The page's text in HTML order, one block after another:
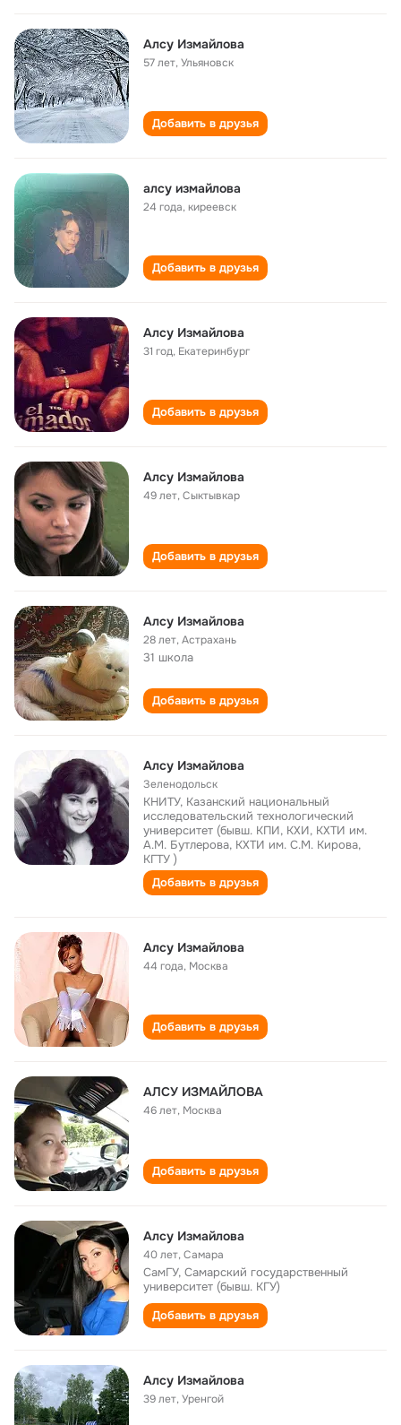
Алсу Измайлова
57 лет,Ульяновск
Добавить в друзья
алсу измайлова
24 года,киреевск
Добавить в друзья
Алсу Измайлова
31 год, Екатеринбург
Добавить в друзья
Алсу Измайлова
49 лет,Сыктывкар
Добавить в друзья
Алсу Измайлова
28 лет,Астрахань
31 школа
Добавить в друзья
Алсу Измайлова
Зеленодольск
КНИТУ, Казанский национальный
исследовательский технологический
университет (бывш. КПИ, КХИ, КХТИ им.
А.М. Бутлерова, КХТИ им. С.М. Кирова,
КГТУ )
Добавить в друзья
Алсу Измайлова
44 года, Москва
Добавить в друзья
АЛСУ ИЗМАЙЛОВА
46 лет, Москва
Добавить в друзья
Алсу Измайлова
40 лет,Самара
СамГУ, Самарский государственный
университет (бывш. КГУ)
Добавить в друзья
Алсу Измайлова
39 лет,Уренгой